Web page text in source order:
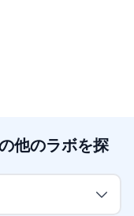
他のラボを探